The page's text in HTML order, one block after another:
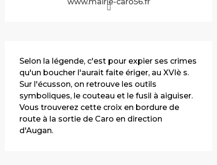
Selon la légende, c'est pour expier ses crimes
qu'un boucher l'aurait faite ériger, au XVIè s.
Sur l'écusson, on retrouve les outils
symboliques, le couteau et le fusil à aiguiser.
Vous trouverez cette croix en bordure de
route à la sortie de Caro en direction
d'Augan.